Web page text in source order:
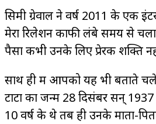
सिमी ग्रेवाल ने वर्ष 2011 के एक
मेरा रिलेशन काफी लंबे समय से
पैसा कभी उनके लिए प्रेरक शक्ति
साथ ही में आपको यह भी बताते चले
टाटा का जन्म 28 दिसंबर सन्
10 वर्ष के थे तब ही उनके माता-